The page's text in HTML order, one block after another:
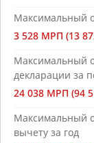
Максимальный
3 528 МРП (13
Максимальный
декларации за
24 038 МРП (94
Максимальный
вычету за год